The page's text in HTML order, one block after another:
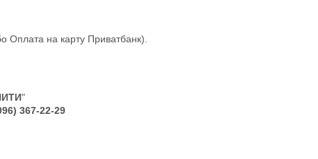
Оплата на карту Приватбанк).
"
367-22-29